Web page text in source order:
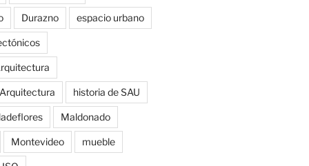
Durazno espacio urbano
historia de SAU
Maldonado
Montevideo mueble